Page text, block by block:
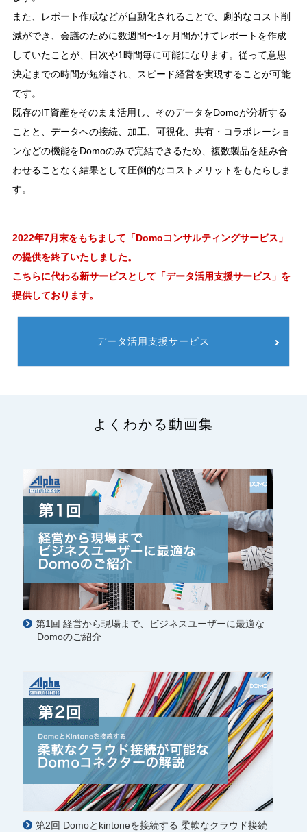
また、レポート作成などが自動化されることで、劇的なコスト削
減ができ、会議のために数週間〜1ヶ月間かけてレポートを作成
していたことが、日次や1時間毎に可能になります。従って意思
決定までの時間が短縮され、スピード経営を実現することが可能
です。
既存のIT資産をそのまま活用し、そのデータをDomoが分析する
ことと、データへの接続、加工、可視化、共有・コラボレーショ
ンなどの機能をDomoのみで完結できるため、複数製品を組み合
わせることなく結果として圧倒的なコストメリットをもたらしま
す。
2022年7月末をもちまして「Domoコンサルティングサービス」
の提供を終了いたしました。
こちらに代わる新サービスとして「データ活用支援サービス」を
提供しております。
データ活用支援サービス
よくわかる動画集
第1回 経営から現場まで、ビジネスユーザーに最適な
Domoのご紹介
第2回 Domoとkintoneを接続する 柔軟なクラウド接続